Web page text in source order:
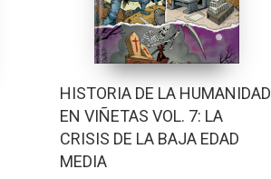
HISTORIA DE LA HUMANIDAD
EN VIÑETAS VOL. 7: LA
CRISIS DE LA BAJA EDAD
MEDIA